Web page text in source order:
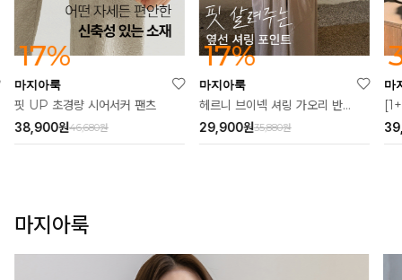
17%
마지아룩
35,880원
29,900원
37%
마지아룩
[1+1] 알른 소프 카라 원피스
63,000원
39,900원
마
쿨
마지아룩